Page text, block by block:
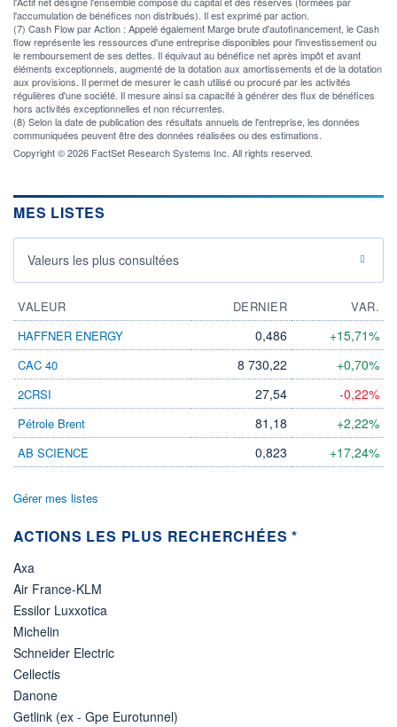
l'accumulation de bénéfices non distribués). Il est exprimé par action.
(7) Cash Flow par Action : Appelé également Marge brute d'autofinancement, le Cash
flow représente les ressources d'une entreprise disponibles pour l'investissement ou
le remboursement de ses dettes. Il équivaut au bénéfice net après impôt et avant
éléments exceptionnels, augmenté de la dotation aux amortissements et de la dotation
aux provisions. Il permet de mesurer le cash utilisé ou procuré par les activités
régulières d'une société. Il mesure ainsi sa capacité à générer des flux de bénéfices
hors activités exceptionnelles et non récurrentes.
(8) Selon la date de publication des résultats annuels de l'entreprise, les données
communiquées peuvent être des données réalisées ou des estimations.
Copyright © 2026 FactSet Research Systems Inc. All rights reserved.
MES LISTES
Valeurs les plus consultées
VALEUR DERNIER
VAR.
HAFFNER ENERGY
0,486 +15,71%
CAC 40 8 730,22 +0,70%
2CRSI 27,54 -0,22%
Pétrole Brent 81,18 +2,22%
AB SCIENCE 0,823 +17,24%
Gérer mes listes
ACTIONS LES PLUS RECHERCHÉES *
Axa
Air France-KLM
Essilor Luxxotica
Michelin
Schneider Electric
Cellectis
Danone
Getlink (ex - Gpe Eurotunnel)